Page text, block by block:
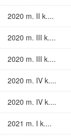
2020 m. II k....
2020 m. III k....
2020 m. III k....
2020 m. IV k....
2020 m. IV k....
2021 m. I k....